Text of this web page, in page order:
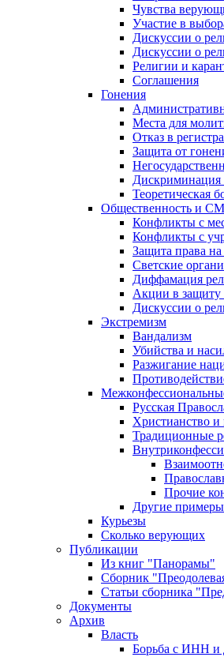
Чувства
Участие в
Дискуссии о
Дискуссии о
Религии и
Соглашения
Гонения
Места для
Отказ в
Защита от
Дискриминация
Теоретическая
Общественность и
Конфликты с
Конфликты с
Защита права на
Светские
Диффамация
Акции в защиту
Дискуссии о
Экстремизм
Вандализм
Убийства и
Разжигание
Русская
Христианство и
Традиционные
Прочие
Другие примеры
Курьезы
Сколько верующих
Публикации
Из книг "Панорамы"
Сборник
Статьи сборника
Документы
Архив
Власть
Борьба с ИНН и